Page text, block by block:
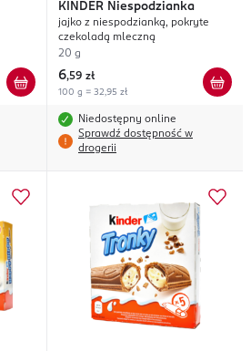
KINDER Niespodzianka
jajko z niespodzianką, pokryte
czekoladą mleczną
20 g
6,59 zł
100 g = 32,95 zł
Niedostępny online
Sprawdź dostępność w
drogerii